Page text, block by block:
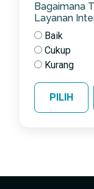
Bagaimana
Layanan
Baik
Cukup
Kurang